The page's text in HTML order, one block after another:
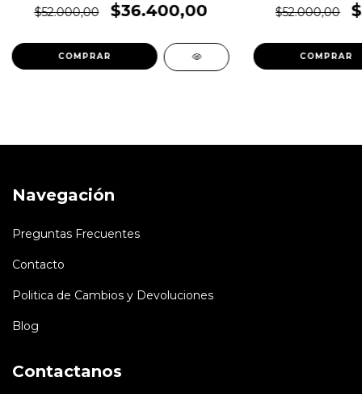
$52.000,00 $36.400,00
COMPRAR
$52.000,00
COMPRAR
Navegación
Preguntas Frecuentes
Contacto
Politica de Cambios y Devoluciones
Blog
Contactanos